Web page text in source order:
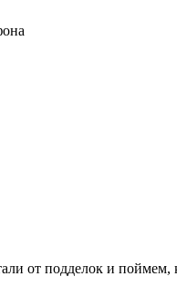
от подделок и поймем,